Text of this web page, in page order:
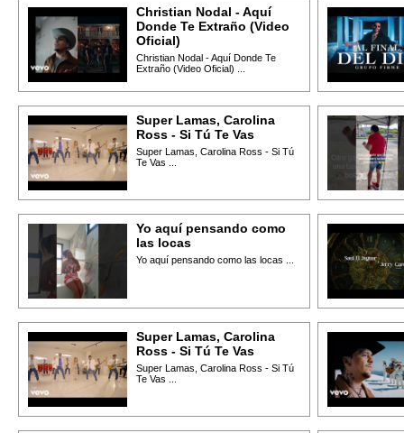
Christian Nodal - Aquí
Donde Te Extraño (Video
Oficial)
Christian Nodal - Aquí Donde Te
Extraño (Video Oficial) ...
Super Lamas, Carolina
Ross - Si Tú Te Vas
Super Lamas, Carolina Ross - Si Tú
Te Vas ...
Yo aquí pensando como
las locas
Yo aquí pensando como las locas ...
Super Lamas, Carolina
Ross - Si Tú Te Vas
Super Lamas, Carolina Ross - Si Tú
Te Vas ...